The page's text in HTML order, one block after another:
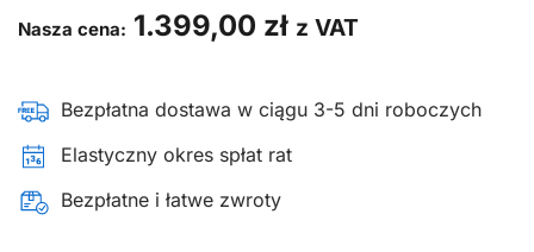
Nasza cena: 1.399,00 zł z VAT
Bezpłatna dostawa w ciągu 3-5 dni roboczych
Elastyczny okres spłat rat
Bezpłatne i łatwe zwroty